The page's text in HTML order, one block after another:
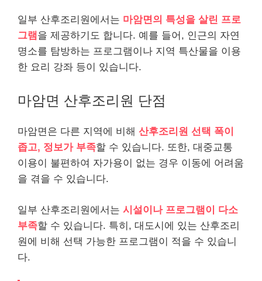
일부 산후조리원에서는 마암면의 특성을 살린 프로
그램 을 제공하기도 합니다. 예를 들어, 인근의 자연
명소를 탐방하는 프로그램이나 지역 특산물을 이용
한 요리 강좌 등이 있습니다.
마암면 산후조리원 단점
마암면은 다른 지역에 비해 산후조리원 선택 폭이
좁고, 정보가 부족할 수 있습니다. 또한, 대중교통
이용이 불편하여 자가용이 없는 경우 이동에 어려움
을 겪을 수 있습니다.
일부 산후조리원에서는 시설이나 프로그램이 다소
부족할 수 있습니다. 특히, 대도시에 있는 산후조리
원에 비해 선택 가능한 프로그램이 적을 수 있습니
다.